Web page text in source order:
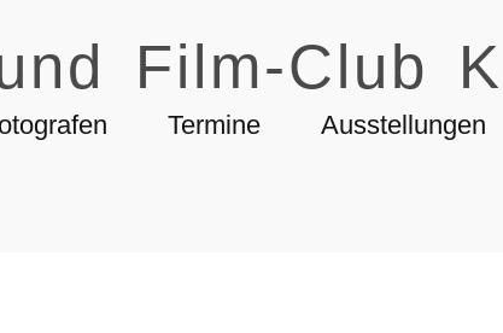
Film-Club
Termine Ausstellungen